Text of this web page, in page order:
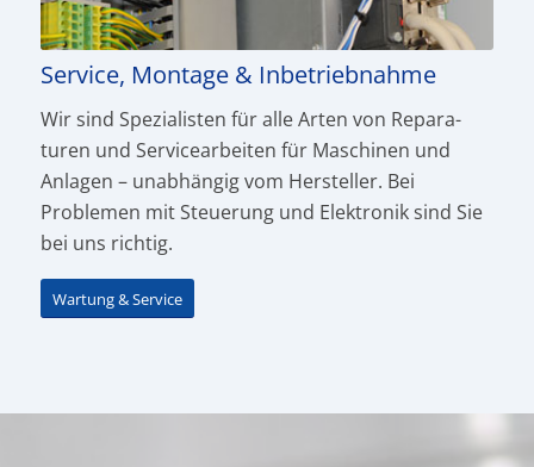
Service, Montage & Inbetriebnahme
Wir sind Spezialisten für alle Arten von Repara­
turen und Servicearbeiten für Maschinen und
Anlagen – unabhängig vom Hersteller. Bei
Problemen mit Steuerung und Elektronik sind Sie
bei uns richtig.
Wartung & Service